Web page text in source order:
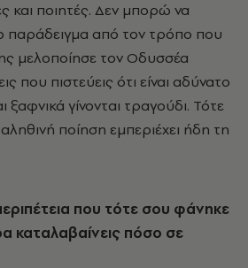
και ποιητές. Δεν μπορώ να
παράδειγμα από τον τρόπο που
μελοποίησε τον Οδυσσέα
που πιστεύεις ότι είναι αδύνατο
ξαφνικά γίνονται τραγούδι. Τότε
ποίηση εμπεριέχει ήδη τη
που τότε σου φάνηκε
καταλαβαίνεις πόσο σε